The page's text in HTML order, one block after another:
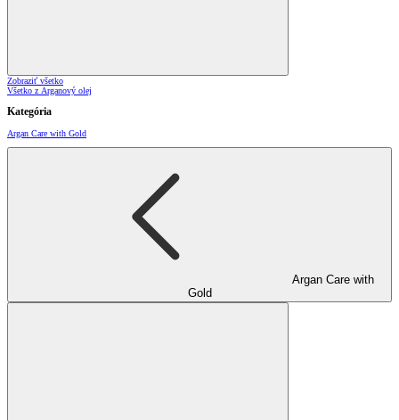
Zobraziť všetko
Všetko z Arganový olej
Kategória
Argan Care with Gold
Argan Care with
Gold